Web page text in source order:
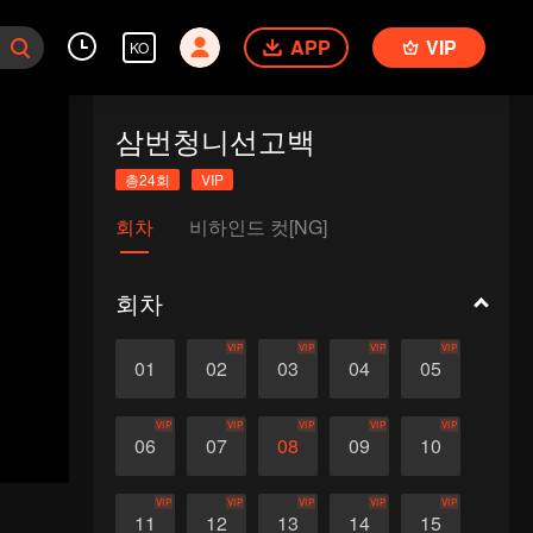
KO APP VIP
삼번청니선고백
총24회 VIP
회차 비하인드 컷[NG]
회차
01 02
VIP
03
VIP
04
VIP
05
VIP
06
VIP
07
VIP
08
VIP
09
VIP
10
VIP
11
VIP
12
VIP
13
VIP
14
VIP
15
VIP